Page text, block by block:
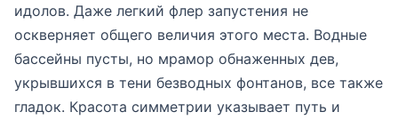
идолов. Даже легкий флер запустения не
оскверняет общего величия этого места. Водные
бассейны пусты, но мрамор обнаженных дев,
укрывшихся в тени безводных фонтанов, все также
гладок. Красота симметрии указывает путь и